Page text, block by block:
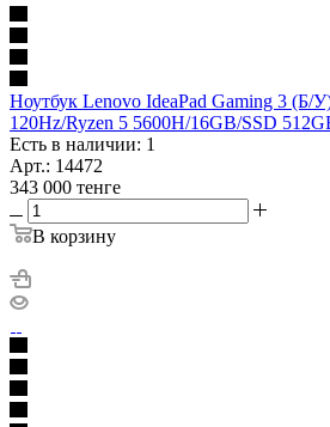
Ноутбук Lenovo IdeaPad Gaming 3 (Б/
120Hz/Ryzen 5 5600H/16GB/SSD
Есть в наличии: 1
Арт.: 14472
343 000 тенге
В корзину